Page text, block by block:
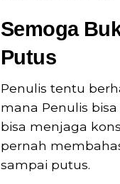
Semoga
Putus
Penulis tentu
mana Penulis
bisa menjaga
pernah
sampai putus.